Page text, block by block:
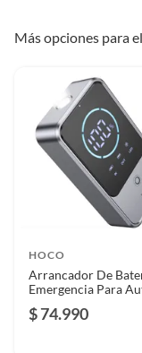
Más opciones para
HOCO
Arrancador De
Emergencia Para
$ 74.990